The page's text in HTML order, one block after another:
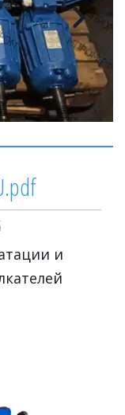
и